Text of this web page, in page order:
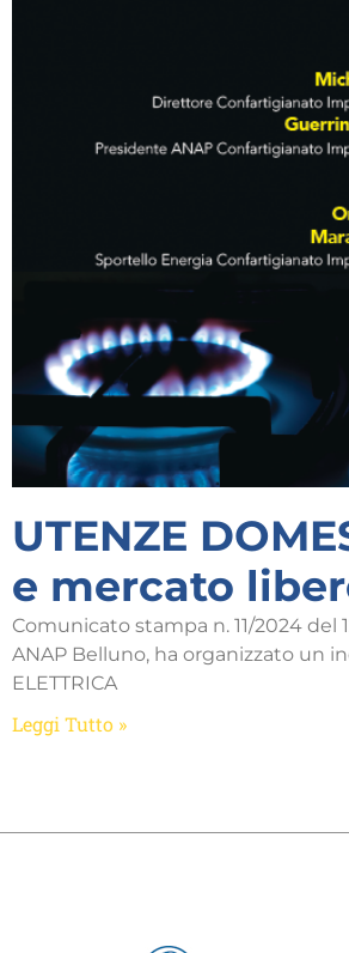
UTENZE
e mercato
Comunicato stampa n. 11/2024
ANAP Belluno, ha organizzato un
ELETTRICA
Leggi Tutto »